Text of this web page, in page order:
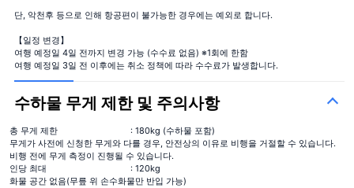
단, 악천후 등으로 인해 항공편이 불가능한 경우에는 예외로 합니다.
【일정 변경】
여행 예정일 4일 전까지 변경 가능 (수수료 없음) ※1회에 한함
여행 예정일 3일 전 이후에는 취소 정책에 따라 수수료가 발생합니다.
수하물 무게 제한 및 주의사항
총 무게 제한
: 180kg (수하물 포함)
무게가 사전에 신청한 무게와 다를 경우, 안전상의 이유로 비행을 거절할 수 있습니다.
비행 전에 무게 측정이 진행될 수 있습니다.
인당 최대
: 120kg
화물 공간 없음(무릎 위 손수화물만 반입 가능)